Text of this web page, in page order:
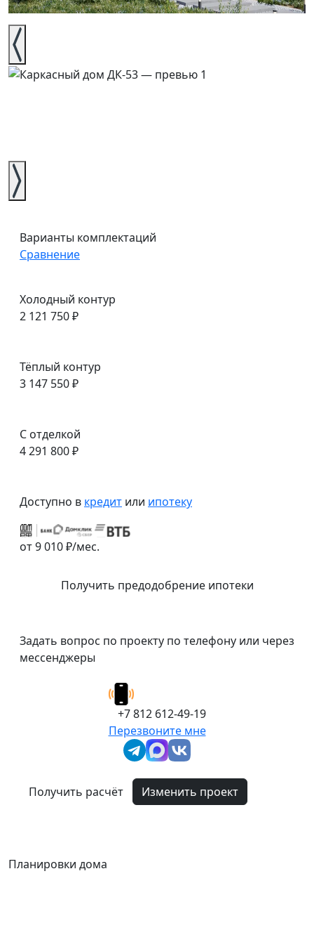
Варианты комплектаций
Сравнение
Холодный контур
2 121 750 ₽
Тёплый контур
3 147 550 ₽
С отделкой
4 291 800 ₽
Доступно в кредит или ипотеку
от 9 010 ₽/мес.
Получить предодобрение ипотеки
Задать вопрос по проекту по телефону или через
мессенджеры
+7 812 612-49-19
Перезвоните мне
Получить расчёт Изменить проект
Планировки дома